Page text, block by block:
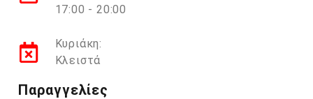
17:00 - 20:00
Κυριάκη:
Κλειστά
Παραγγελίες